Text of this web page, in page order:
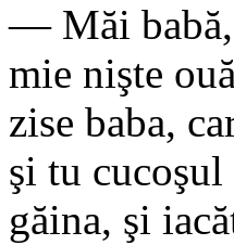
— Măi babă,
mie nişte
zise baba,
şi tu cucoşul
găina, şi